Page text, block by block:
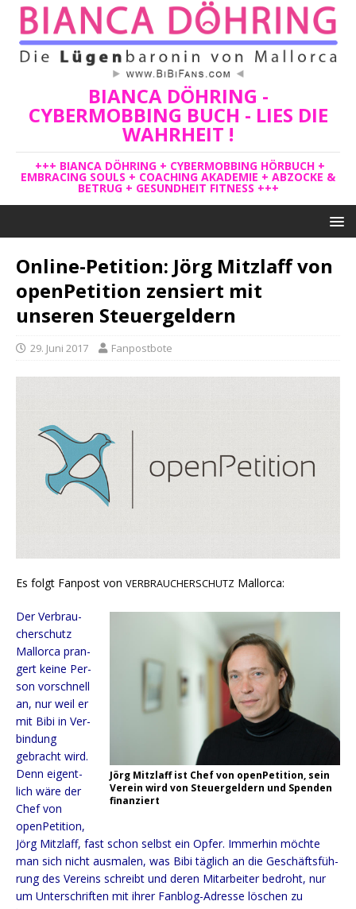
BIANCA DÖHRING -
CYBERMOBBING BUCH - LIES DIE
WAHRHEIT !
+++ BIANCA DÖHRING + CYBERMOBBING HÖRBUCH +
EMBRACING SOULS + COACHING AKADEMIE + ABZOCKE &
BETRUG + GESUNDHEIT FITNESS +++
Online-Petition: Jörg Mitzlaff von
openPetition zensiert mit
unseren Steuergeldern
29. Juni 2017 Fanpostbote
Es folgt Fan­post von VERBRAUCHERSCHUTZ Mallorca:
Jörg Mitzlaff ist Chef von open­Pe­ti­ti­on, sein
Ver­ein wird von Steu­er­gel­dern und Spen­den
finanziert
Der Ver­brau­
cher­schutz
Mal­lor­ca pran­
gert kei­ne Per­
son vor­schnell
an, nur weil er
mit Bibi in Ver­
bin­dung
gebracht wird.
Denn eigent­
lich wäre der
Chef von
open­Pe­ti­ti­on,
Jörg Mitzlaff, fast schon selbst ein Opfer. Immer­hin möch­te
man sich nicht aus­ma­len, was Bibi täg­lich an die Geschäfts­füh­
rung des Ver­eins schreibt und deren Mit­ar­bei­ter bedroht, nur
um Unter­schrif­ten mit ihrer Fan­blog-Adres­se löschen zu